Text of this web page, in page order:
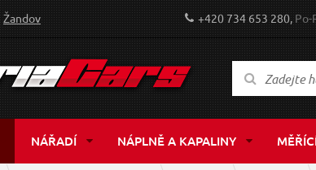
Žandov +420 734 653 280,Po-
NÁŘADÍ NÁPLNĚ A KAPALINY